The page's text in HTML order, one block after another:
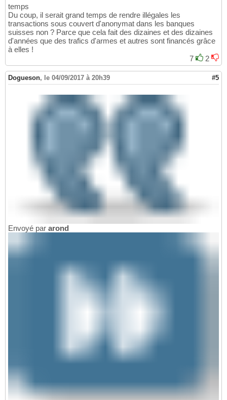
temps
Du coup, il serait grand temps de rendre illégales les
transactions sous couvert d'anonymat dans les banques
suisses non ? Parce que cela fait des dizaines et des dizaines
d'années que des trafics d'armes et autres sont financés grâce
à elles !
7
2
Dogueson, le 04/09/2017 à 20h39 #5
Envoyé par arond